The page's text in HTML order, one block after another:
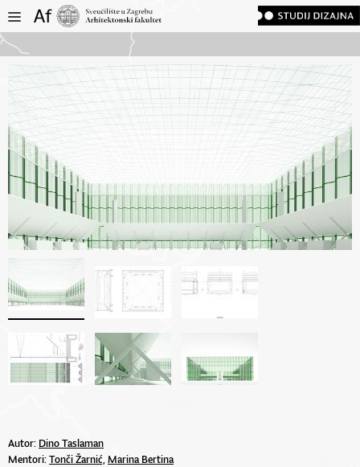
Autor: Dino Taslaman
Mentori:Tonči Žarnić,Marina Bertina